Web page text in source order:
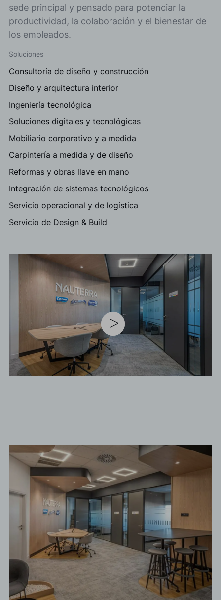
sede principal y pensado para potenciar la
productividad, la colaboración y el bienestar de
los empleados.
Soluciones
Consultoría de diseño y construcción
Diseño y arquitectura interior
Ingeniería tecnológica
Soluciones digitales y tecnológicas
Mobiliario corporativo y a medida
Carpintería a medida y de diseño
Reformas y obras llave en mano
Integración de sistemas tecnológicos
Servicio operacional y de logística
Servicio de Design & Build